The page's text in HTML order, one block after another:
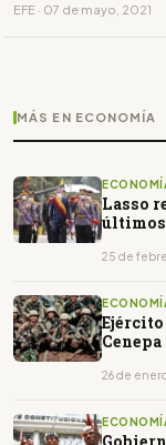
EFE · 07 de mayo, 2021
MÁS EN ECONOMÍA
Lasso
últimos
25 de
Ejército
Cenepa
26 de